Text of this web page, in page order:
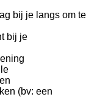
bij je langs om te
bij je
(bv: een